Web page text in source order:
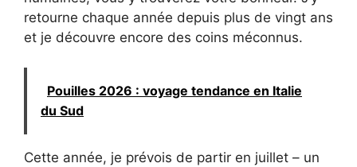
retourne chaque année depuis plus de vingt ans
et je découvre encore des coins méconnus.
Pouilles 2026 : voyage tendance en Italie
du Sud
Cette année, je prévois de partir en juillet – un